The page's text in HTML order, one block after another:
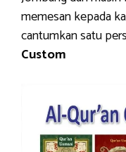
memesan kepada
cantumkan satu
Custom